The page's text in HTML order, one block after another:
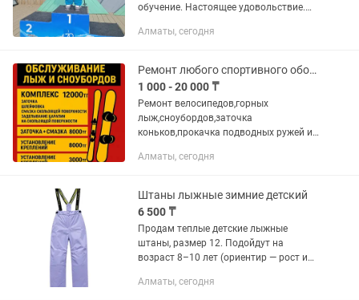
обучение. Настоящее удовольствие.
силы и баланса. Катание — это не
Алматы, сегодня
Ремонт любого спортивного оборудования. Велосипеды,горные лыжи,сноуборды,са
1 000 - 20 000 ₸
Ремонт велосипедов,горных
лыж,сноубордов,заточка
коньков,прокачка подводных ружей и
транспорт.Прокат.
Алматы, сегодня
Штаны лыжные зимние детский
6 500 ₸
Продам теплые детские лыжные
штаны, размер 12. Подойдут на
возраст 8–10 лет (ориентир — рост и
длина регулируется лямками на
Алматы, сегодня